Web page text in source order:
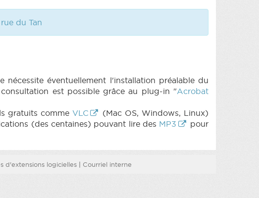
du Tan
nécessite éventuellement l'installation préalable du
est possible grâce au plug-in "Acrobat
gratuits comme VLC
(Mac OS, Windows, Linux)
(des centaines) pouvant lire des MP3
pour
d'extensions logicielles | Courriel interne